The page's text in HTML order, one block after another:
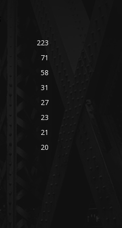
223
71
58
31
27
23
21
20